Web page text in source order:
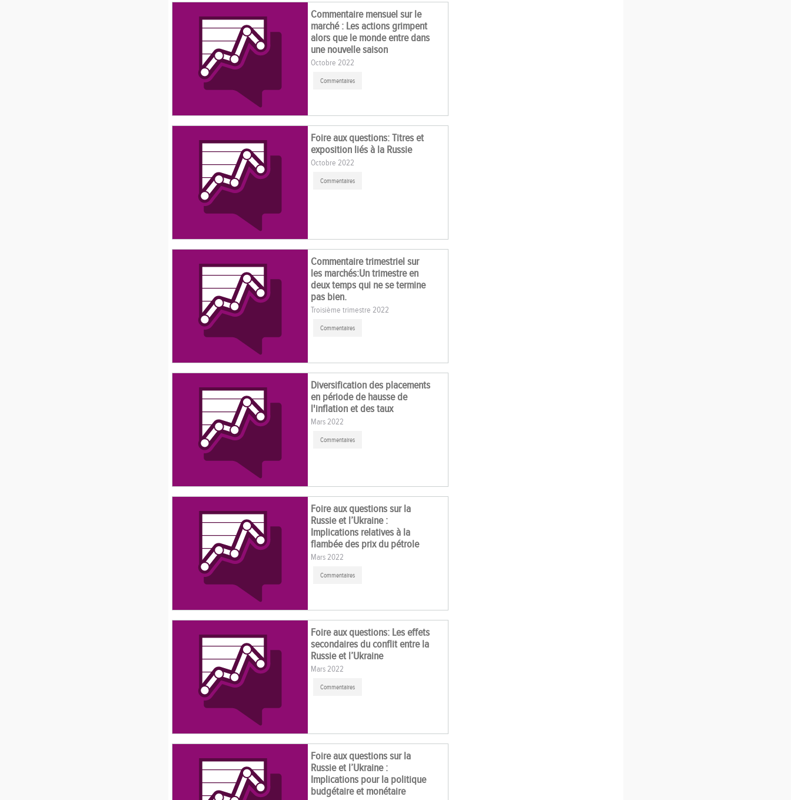
Commentaire mensuel sur le
marché : Les actions grimpent
alors que le monde entre dans
une nouvelle saison
Octobre 2022
Commentaires
Foire aux questions: Titres et
exposition liés à la Russie
Octobre 2022
Commentaires
Commentaire trimestriel sur
les marchés:Un trimestre en
deux temps qui ne se termine
pas bien.
Troisième trimestre 2022
Commentaires
Diversification des placements
en période de hausse de
l'inflation et des taux
Mars 2022
Commentaires
Foire aux questions sur la
Russie et l’Ukraine :
Implications relatives à la
flambée des prix du pétrole
Mars 2022
Commentaires
Foire aux questions: Les effets
secondaires du conflit entre la
Russie et l’Ukraine
Mars 2022
Commentaires
Foire aux questions sur la
Russie et l’Ukraine :
Implications pour la politique
budgétaire et monétaire